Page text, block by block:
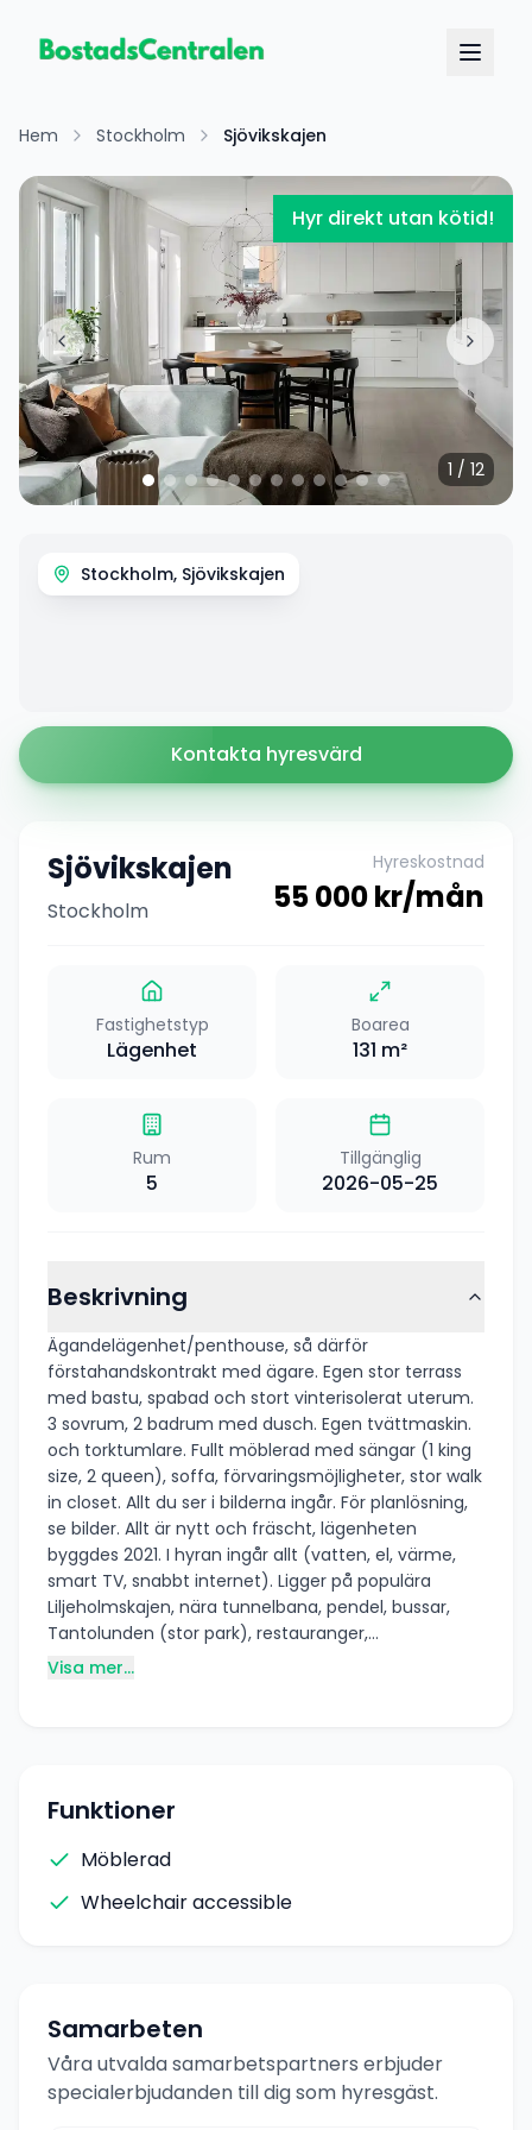
Hem Stockholm Sjövikskajen
Hyr direkt utan kötid!
1 / 12
Stockholm, Sjövikskajen
Kontakta hyresvärd
Sjövikskajen
Stockholm
Hyreskostnad
55 000kr/mån
Fastighetstyp
Lägenhet
Boarea
131 m²
Rum
5
Tillgänglig
2026-05-25
Beskrivning
Ägandelägenhet/penthouse, så därför
förstahandskontrakt med ägare. Egen stor terrass
med bastu, spabad och stort vinterisolerat uterum.
3 sovrum, 2 badrum med dusch. Egen tvättmaskin.
och torktumlare. Fullt möblerad med sängar (1 king
size, 2 queen), soffa, förvaringsmöjligheter, stor walk
in closet. Allt du ser i bilderna ingår. För planlösning,
se bilder. Allt är nytt och fräscht, lägenheten
byggdes 2021. I hyran ingår allt (vatten, el, värme,
smart TV, snabbt internet). Ligger på populära
Liljeholmskajen, nära tunnelbana, pendel, bussar,
Tantolunden (stor park), restauranger,
skogsområden, vatten. Lägenheten uthyres
Visa mer...
Funktioner
Möblerad
Wheelchair accessible
Samarbeten
Våra utvalda samarbetspartners erbjuder
specialerbjudanden till dig som hyresgäst.